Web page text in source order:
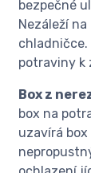
bezpečné
Nezáleží
chladničce.
potraviny k
Box z
box na
uzavírá